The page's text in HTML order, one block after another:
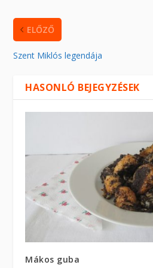
ELŐZŐ
Szent Miklós legendája
HASONLÓ BEJEGYZÉSEK
Mákos guba